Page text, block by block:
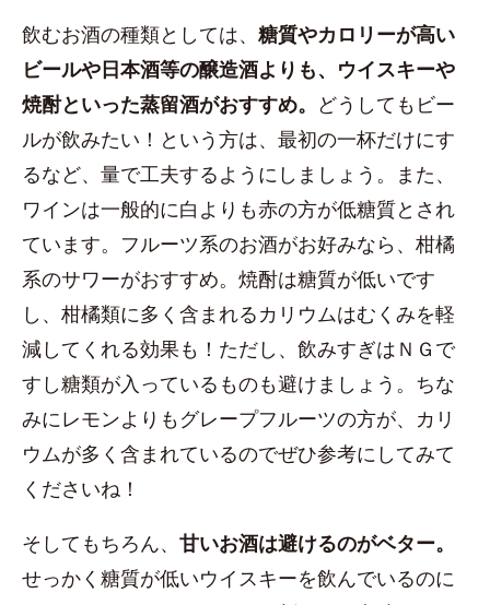
飲むお酒の種類としては、 糖質やカロリーが高い
ビールや日本酒等の醸造酒よりも、ウイスキーや
焼酎といった蒸留酒がおすすめ。 どうしてもビー
ルが飲みたい！という方は、最初の一杯だけにす
るなど、量で工夫するようにしましょう。また、
ワインは一般的に白よりも赤の方が低糖質とされ
ています。フルーツ系のお酒がお好みなら、柑橘
系のサワーがおすすめ。焼酎は糖質が低いです
し、柑橘類に多く含まれるカリウムはむくみを軽
減してくれる効果も！ただし、飲みすぎはＮＧで
すし糖類が入っているものも避けましょう。ちな
みにレモンよりもグレープフルーツの方が、カリ
ウムが多く含まれているのでぜひ参考にしてみて
くださいね！
そしてもちろん、 甘いお酒は避けるのがベター。
せっかく糖質が低いウイスキーを飲んでいるのに